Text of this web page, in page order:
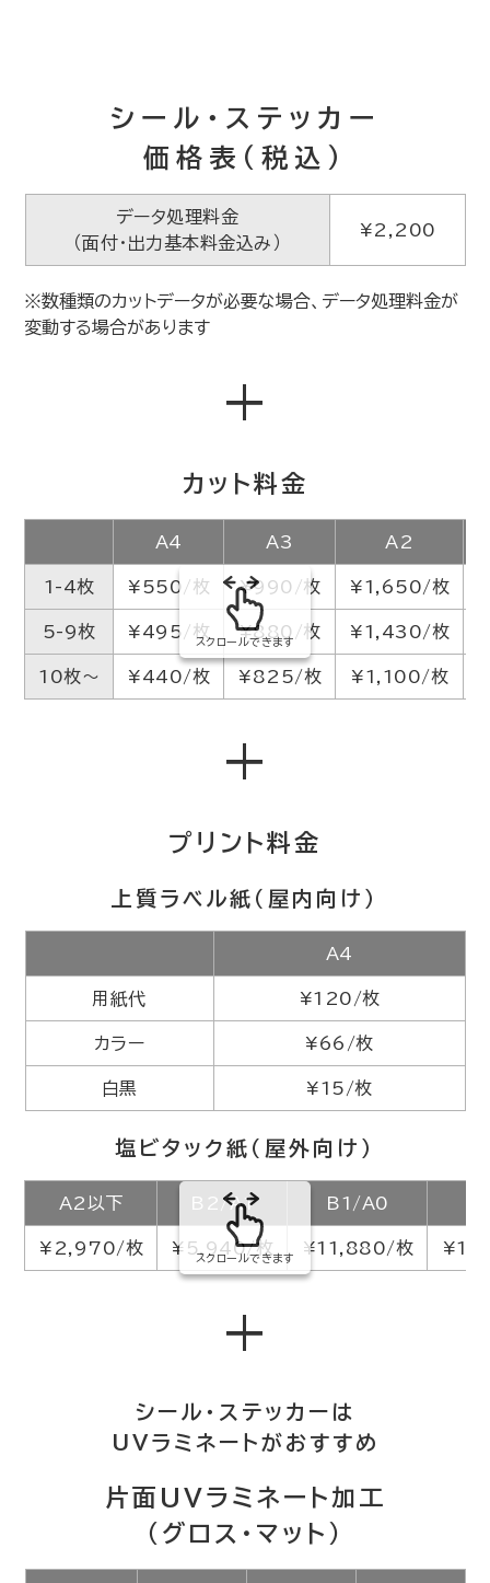
シール・ステッカー
価格表（税込）
データ処理料金
（面付・出力基本料金込み）
¥2,200
※数種類のカットデータが必要な場合、データ処理料金が
変動する場合があります
+
カット料金
A4 A3 A2
1-4枚 ¥550/枚 ¥990/枚 ¥1,650/枚
5-9枚 ¥495/枚 ¥880/枚 ¥1,430/枚
10枚～ ¥440/枚 ¥825/枚 ¥1,100/枚
スクロールできます
+
プリント料金
上質ラベル紙（屋内向け）
A4
用紙代 ¥120/枚
カラー ¥66/枚
白黒 ¥15/枚
塩ビタック紙（屋外向け）
A2以下 B2/A1 B1/A0
¥2,970/枚 ¥5,940/枚 ¥11,880/枚
スクロールできます
+
シール・ステッカーは
UVラミネートがおすすめ
片面UVラミネート加工
（グロス・マット）